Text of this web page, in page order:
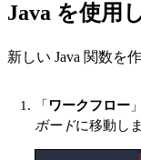
Java を使用
新しい Java 関数を
「 ワークフロー
ボードに移動し